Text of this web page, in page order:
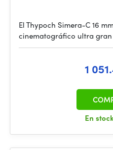
El Thypoch Simera-C 16
cinematográfico ultra
1
En